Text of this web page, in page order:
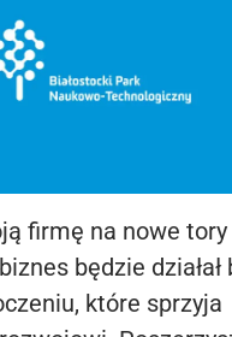
firmę na nowe
będzie działał
które sprzyja